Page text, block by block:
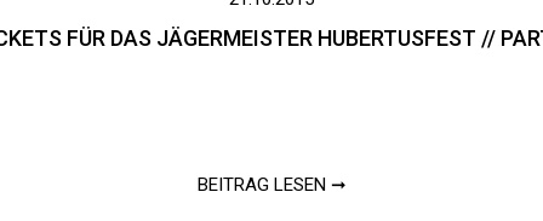
FÜR DAS JÄGERMEISTER HUBERTUSFEST //
BEITRAG LESEN ➞